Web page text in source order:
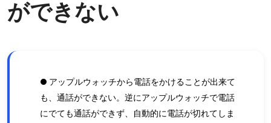
ができない
● アップルウォッチから電話をかけることが出来て
も、通話ができない。逆にアップルウォッチで電話
にでても通話ができず、自動的に電話が切れてしま